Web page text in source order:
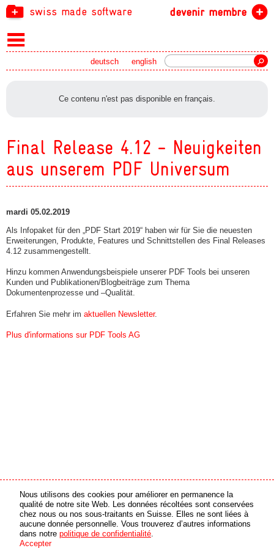
swiss made software devenir membre
english
deutsch
Ce contenu n'est pas disponible en français.
Final Release 4.12 - Neuigkeiten
aus unserem PDF Universum
mardi 05.02.2019
Als Infopaket für den „PDF Start 2019“ haben wir für Sie die neuesten
Erweiterungen, Produkte, Features und Schnittstellen des Final Releases
4.12 zusammengestellt.
Hinzu kommen Anwendungsbeispiele unserer PDF Tools bei unseren
Kunden und Publikationen/Blogbeiträge zum Thema
Dokumentenprozesse und –Qualität.
Erfahren Sie mehr im aktuellen Newsletter.
Plus d'informations sur PDF Tools AG
partenaire média
© 2026 swiss made software GmbH, Suisse - tous droits réservés
partenaire en ligne
Nous utilisons des cookies pour améliorer en permanence la
qualité de notre site Web. Les données récoltées sont conservées
chez nous ou nos sous-traitants en Suisse. Elles ne sont liées à
aucune donnée personnelle. Vous trouverez d’autres informations
dans notre politique de confidentialité.
Accepter